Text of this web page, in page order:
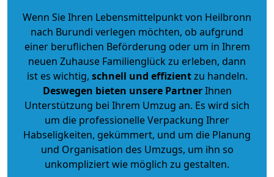
Wenn Sie Ihren Lebensmittelpunkt von Heilbronn
nach Burundi verlegen möchten, ob aufgrund
einer beruflichen Beförderung oder um in Ihrem
neuen Zuhause Familienglück zu erleben, dann
ist es wichtig, schnell und effizientzu handeln.
Deswegen bieten unsere PartnerIhnen
Unterstützung bei Ihrem Umzug an. Es wird sich
um die professionelle Verpackung Ihrer
Habseligkeiten, gekümmert, und um die Planung
und Organisation des Umzugs, um ihn so
unkompliziert wie möglich zu gestalten.